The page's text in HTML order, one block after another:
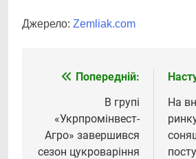
Джерело: Zemliak.com
НавігаціяПопередній:
В групі
«Укрпромінвест-
Агро» завершився
сезон цукроваріння
На